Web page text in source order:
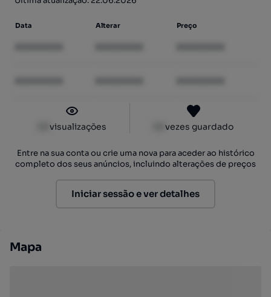
Data Alterar Preço
visualizações vezes guardado
Entre na sua conta ou crie uma nova para aceder ao histórico
completo dos seus anúncios, incluindo alterações de preços
Iniciar sessão e ver detalhes
Mapa